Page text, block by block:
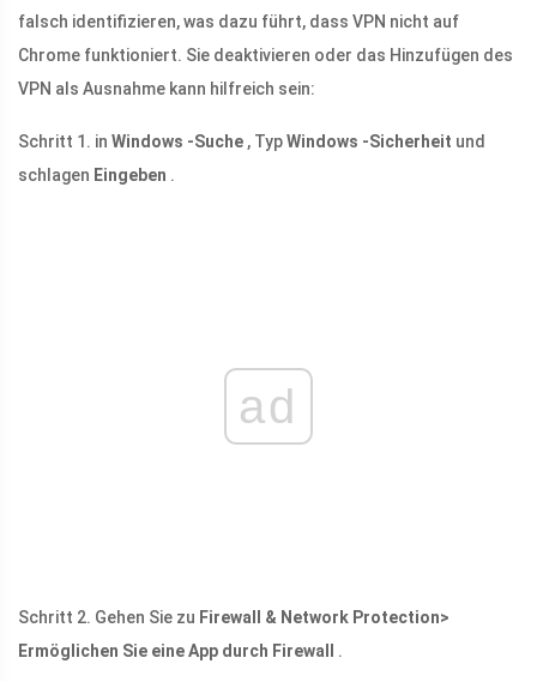
falsch identifizieren, was dazu führt, dass VPN nicht auf
Chrome funktioniert. Sie deaktivieren oder das Hinzufügen des
VPN als Ausnahme kann hilfreich sein:
Schritt 1. in Windows -Suche , TypWindows -Sicherheit und
schlagen Eingeben .
ad
Schritt 2. Gehen Sie zu Firewall & Network Protection>
Ermöglichen Sie eine App durch Firewall
.